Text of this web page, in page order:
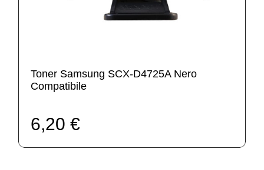
Toner Samsung SCX-D4725A Nero
Compatibile
6,20 €